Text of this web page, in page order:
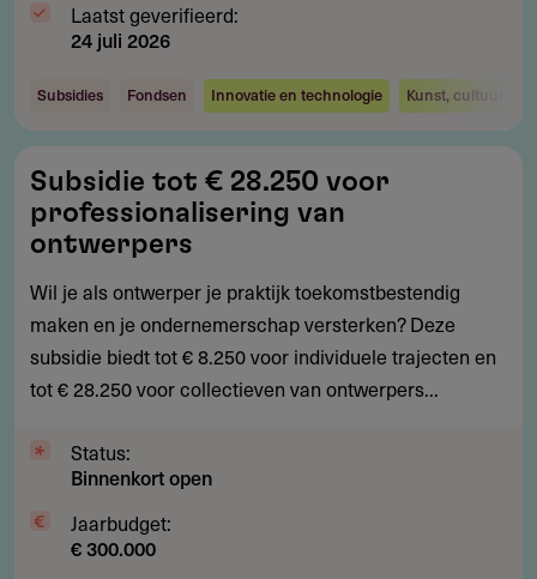
Laatst geverifieerd:
24 juli 2026
Subsidies Fondsen Innovatie en technologie Kunst, cultuur en
tot
€
28.250
voor
professionalisering
van
ontwerpers
Subsidie tot € 28.250 voor
professionalisering van
ontwerpers
Wil je als ontwerper je praktijk toekomstbestendig
maken en je ondernemerschap versterken? Deze
subsidie biedt tot € 8.250 voor individuele trajecten en
tot € 28.250 voor collectieven van ontwerpers...
Status:
Binnenkort open
Jaarbudget:
€ 300.000